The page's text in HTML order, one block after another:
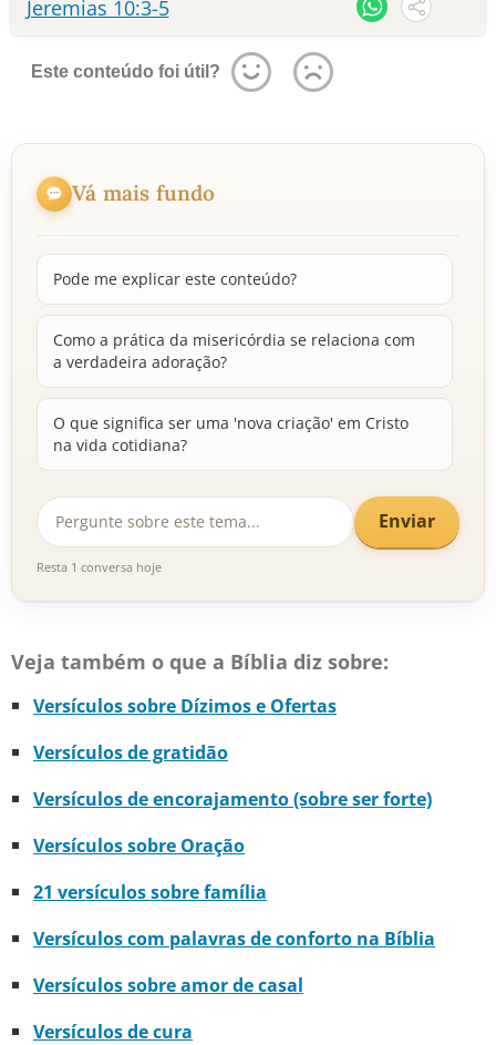
Jeremias 10:3-5
Este conteúdo foi útil?
Vá mais fundo
Pode me explicar este conteúdo?
Como a prática da misericórdia se relaciona com
a verdadeira adoração?
O que significa ser uma 'nova criação' em Cristo
na vida cotidiana?
Enviar
Resta 1 conversa hoje
Veja também o que a Bíblia diz sobre:
Versículos sobre Dízimos e Ofertas
Versículos de gratidão
Versículos de encorajamento (sobre ser forte)
Versículos sobre Oração
21 versículos sobre família
Versículos com palavras de conforto na Bíblia
Versículos sobre amor de casal
Versículos de cura